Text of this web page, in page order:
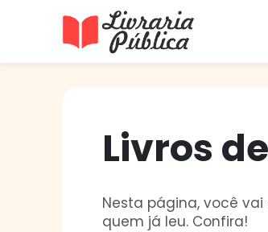
Livros
Nesta página, você
quem já leu. Confira!